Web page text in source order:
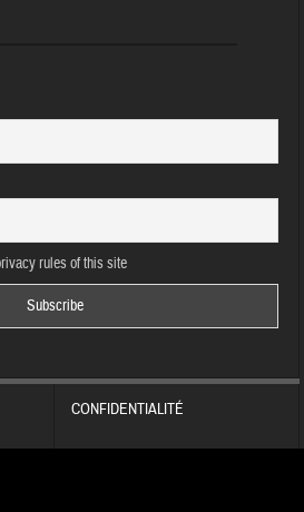
rules of this site
CONFIDENTIALITÉ